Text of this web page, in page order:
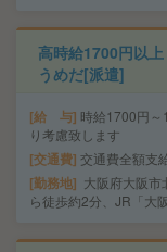
高時給1700円以
うめだ[派遣]
給 与 時給1700円
り考慮致します
交通費 交通費全額支
勤務地
大阪府大阪
ら徒歩約2分、JR「大